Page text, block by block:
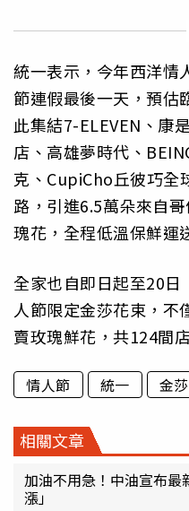
統一表示，今年西洋情
節連假最後一天，預估
此集結7-ELEVEN、康
店、高雄夢時代、
克、CupiCho丘彼巧全
路，引進6.5萬朵來自
瑰花，全程低溫保鮮運
全家也自即日起至20
人節限定金莎花束，不
賣玫瑰鮮花，共124間
情人節 統一 金
相關文章
加油不用急！中油宣布
漲」